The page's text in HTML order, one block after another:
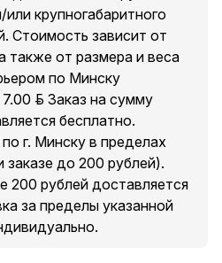
крупногабаритного
Стоимость зависит от
также от размера и веса
по Минску
руб. Заказ на сумму
бесплатно.
г. Минску в пределах
до 200 рублей).
200 рублей доставляется
за пределы указанной